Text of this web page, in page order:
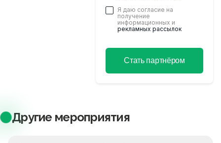
Я даю согласие на
получение
информационных и
рекламных рассылок
Стать партнёром
Другие мероприятия